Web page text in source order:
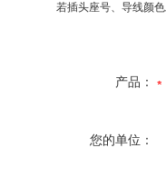
若插头座号、导线颜色
产品：
您的单位：